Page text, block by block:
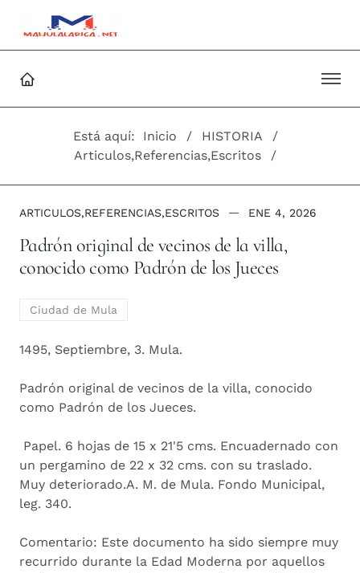
Está aquí: Inicio
HISTORIA
Articulos,Referencias,Escritos
ARTICULOS,REFERENCIAS,ESCRITOS ENE 4, 2026
Padrón original de vecinos de la villa,
conocido como Padrón de los Jueces
Ciudad de Mula
1495, Septiembre, 3. Mula.
Padrón original de vecinos de la villa, conocido
como Padrón de los Jueces.
Papel. 6 hojas de 15 x 21'5 cms. Encuadernado con
un pergamino de 22 x 32 cms. con su traslado.
Muy deteriorado.A. M. de Mula. Fondo Municipal,
leg. 340.
Comentario: Este documento ha sido siempre muy
recurrido durante la Edad Moderna por aquellos